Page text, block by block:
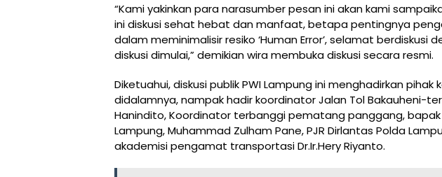
“Kami yakinkan para narasumber pesan ini akan kami
ini diskusi sehat hebat dan manfaat, betapa pentingnya
dalam meminimalisir resiko ‘Human Error’, selamat berdiskusi
diskusi dimulai,” demikian wira membuka diskusi secara resmi.
Diketuahui, diskusi publik PWI Lampung ini menghadirkan
didalamnya, nampak hadir koordinator Jalan Tol Bakauheni-
Hanindito, Koordinator terbanggi pematang panggang, bapak
Lampung, Muhammad Zulham Pane, PJR Dirlantas Polda
akademisi pengamat transportasi Dr.Ir.Hery Riyanto.